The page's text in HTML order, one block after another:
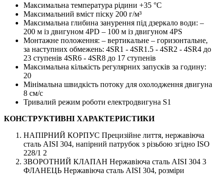
Максимальна температура рідини +35 °C
Максимальний вміст піску 200 г/м³
Максимальна глибина занурення під дзеркало води: –
200 м із двигуном 4PD – 100 м із двигуном 4PS
Монтажне положення: – вертикальне – горизонтальне,
за наступних обмежень: 4SR1 - 4SR1.5 - 4SR2 - 4SR4 до
23 ступенів 4SR6 - 4SR8 до 17 ступенів
Максимальна кількість регулярних запусків за годину:
20
Мінімальна швидкість потоку для охолодження двигуна
8 см/с
Тривалий режим роботи електродвигуна S1
КОНСТРУКТИВНІ ХАРАКТЕРИСТИКИ
НАПІРНИЙ КОРПУС Прецизійне лиття, нержавіюча
сталь AISI 304, напірний патрубок з різьбою згідно ISO
228/1 2
ЗВОРОТНИЙ КЛАПАН Нержавіюча сталь AISI 304 3
ФЛАНЕЦЬ Нержавіюча сталь AISI 304, розміри